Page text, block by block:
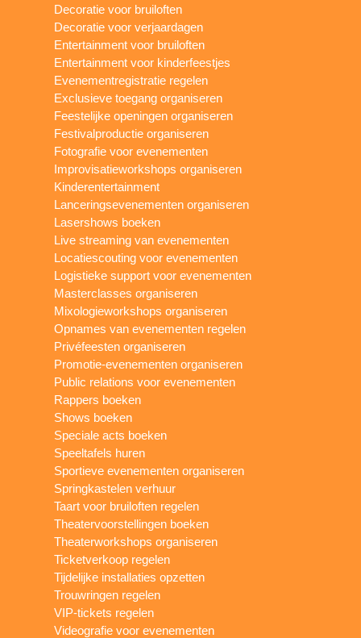
Decoratie voor bruiloften
Decoratie voor verjaardagen
Entertainment voor bruiloften
Entertainment voor kinderfeestjes
Evenementregistratie regelen
Exclusieve toegang organiseren
Feestelijke openingen organiseren
Festivalproductie organiseren
Fotografie voor evenementen
Improvisatieworkshops organiseren
Kinderentertainment
Lanceringsevenementen organiseren
Lasershows boeken
Live streaming van evenementen
Locatiescouting voor evenementen
Logistieke support voor evenementen
Masterclasses organiseren
Mixologieworkshops organiseren
Opnames van evenementen regelen
Privéfeesten organiseren
Promotie-evenementen organiseren
Public relations voor evenementen
Rappers boeken
Shows boeken
Speciale acts boeken
Speeltafels huren
Sportieve evenementen organiseren
Springkastelen verhuur
Taart voor bruiloften regelen
Theatervoorstellingen boeken
Theaterworkshops organiseren
Ticketverkoop regelen
Tijdelijke installaties opzetten
Trouwringen regelen
VIP-tickets regelen
Videografie voor evenementen